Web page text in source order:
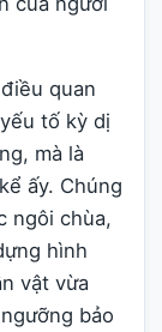
quan
tố kỳ dị
mà là
ấy. Chúng
ngôi chùa,
hình
vật vừa
bảo